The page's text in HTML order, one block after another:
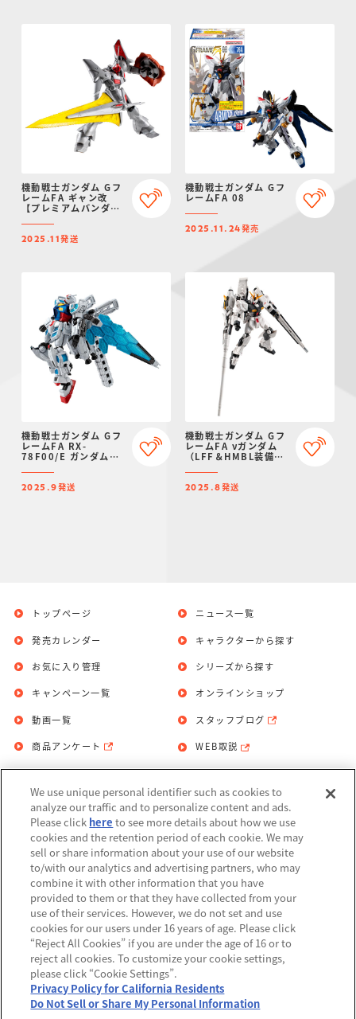
機動戦士ガンダム Gフ
レームFA ギャン改
【プレミアムバンダイ
2025.11発送
機動戦士ガンダム Gフ
レームFA 08
2025.11.24発売
機動戦士ガンダム Gフ
レームFA RX-
78F00/E ガンダム
限定】
2025.9発送
機動戦士ガンダム Gフ
レームFA νガンダム
（LFF＆HMBL装備）
限定】
2025.8発送
トップページ
発売カレンダー
お気に入り管理
ニュース一覧
キャラクターから探す
シリーズから探す
キャンペーン一覧
動画一覧
商品アンケート
オンラインショップ
スタッフブログ
WEB取説
お問い合わせ 個人情報保護方針
利用規約
Do Not Sell or Share My Personal
Information
アレルギー情報
©BANDAI
We use unique personal identifier such as cookies to
analyze our traffic and to personalize content and ads.
Please click here to see more details about how we use
cookies and the retention period of each cookie. We may
sell or share information about your use of our website
to/with our analytics and advertising partners, who may
combine it with other information that you have
provided to them or that they have collected from your
use of their services. However, we do not set and use
cookies for our users under 16 years of age. Please click
“Reject All Cookies” if you are under the age of 16 or to
reject all cookies. To customize your cookie settings,
please click “Cookie Settings”.
Privacy Policy for California Residents
Do Not Sell or Share My Personal Information